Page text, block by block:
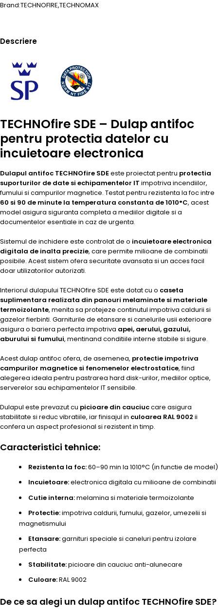
Brand:TECHNOFIRE,TECHNOMAX
Descriere
TECHNOfire SDE – Dulap antifoc
pentru protectia datelor cu
incuietoare electronica
Dulapul antifoc TECHNOfire SDEeste proiectat pentru protectia
suporturilor de date si echipamentelor IT impotriva incendiilor,
fumului si campurilor magnetice. Testat pentru rezistenta la foc intre
60 si 90 de minute la temperatura constanta de 1010°C, acest
model asigura siguranta completa a mediilor digitale si a
documentelor esentiale in caz de urgenta.
Sistemul de inchidere este controlat de o incuietoare electronica
digitala de inalta precizie, care permite milioane de combinatii
posibile. Acest sistem ofera securitate avansata si un acces facil
doar utilizatorilor autorizati.
Interiorul dulapului TECHNOfire SDE este dotat cu o caseta
suplimentara realizata din panouri melaminate si materiale
termoizolante, menita sa protejeze continutul impotriva caldurii si
gazelor fierbinti. Garniturile de etansare si canelurile usii exterioare
asigura o bariera perfecta impotriva apei, aerului, gazului,
aburului si fumului, mentinand conditiile interne stabile si sigure.
Acest dulap antifoc ofera, de asemenea, protectie impotriva
campurilor magnetice si fenomenelor electrostatice, fiind
alegerea ideala pentru pastrarea hard disk-urilor, mediilor optice,
serverelor sau echipamentelor IT sensibile.
Dulapul este prevazut cu picioare din cauciuccare asigura
stabilitate si reduc vibratiile, iar finisajul in culoarea RAL 9002 ii
confera un aspect profesional si rezistent in timp.
Caracteristici tehnice:
Rezistenta la foc:60–90 min la 1010°C (in functie de model)
Incuietoare:electronica digitala cu milioane de combinatii
Cutie interna:melamina si materiale termoizolante
Protectie:impotriva caldurii, fumului, gazelor, umezelii si
magnetismului
Etansare:garnituri speciale si caneluri pentru izolare
perfecta
Stabilitate:picioare din cauciuc anti-alunecare
Culoare:RAL 9002
De ce sa alegi un dulap antifoc TECHNOfire SDE?